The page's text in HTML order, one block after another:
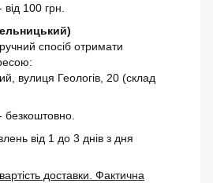
від 100 грн.
спосіб отримати
вулиця Геологів, 20 (склад
безкоштовно.
від 1 до 3 днів з дня
доставки. Фактична